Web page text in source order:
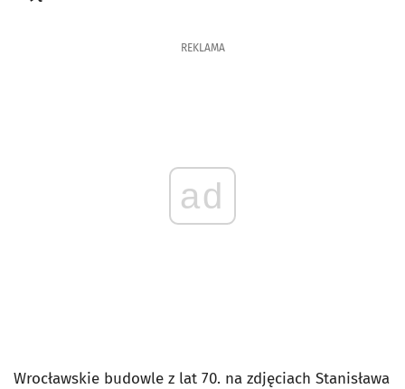
REKLAMA
ad
Wrocławskie budowle z lat 70. na zdjęciach Stanisława